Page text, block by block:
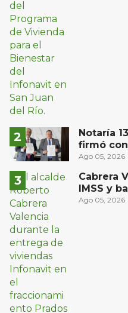
Notaría
firmó
Privada
Ago 05, 2026
Cabrera
IMSS y
oriente
Ago 05, 2026